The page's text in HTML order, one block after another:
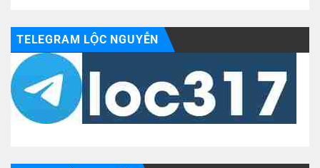
TELEGRAM LỘC NGUYỄN